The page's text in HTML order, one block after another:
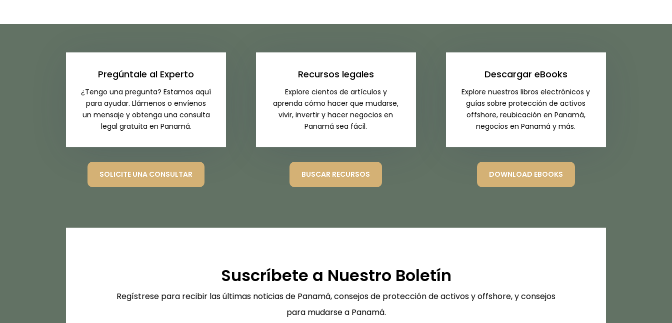
Pregúntale al Experto
¿Tengo una pregunta? Estamos aquí
para ayudar. Llámenos o envíenos
un mensaje y obtenga una consulta
legal gratuita en Panamá.
SOLICITE UNA CONSULTAR
Recursos legales
Explore cientos de artículos y
aprenda cómo hacer que mudarse,
vivir, invertir y hacer negocios en
Panamá sea fácil.
BUSCAR RECURSOS
Descargar eBooks
Explore nuestros libros electrónicos y
guías sobre protección de activos
offshore, reubicación en Panamá,
negocios en Panamá y más.
DOWNLOAD EBOOKS
Suscríbete a Nuestro Boletín
Regístrese para recibir las últimas noticias de Panamá, consejos de protección de activos y offshore, y consejos
para mudarse a Panamá.